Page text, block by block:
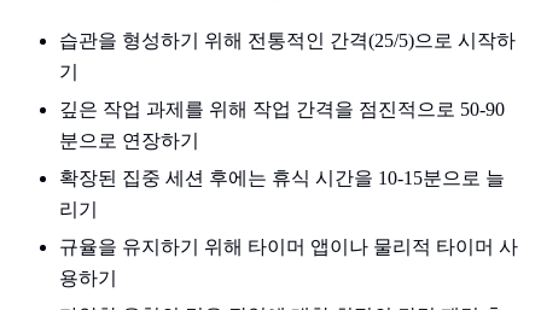
습관을 형성하기 위해 전통적인 간격(25/5)으로 시작하
기
깊은 작업 과제를 위해 작업 간격을 점진적으로 50-90
분으로 연장하기
확장된 집중 세션 후에는 휴식 시간을 10-15분으로 늘
리기
규율을 유지하기 위해 타이머 앱이나 물리적 타이머 사
용하기